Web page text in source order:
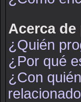
Acerca de
¿Quién
¿Por qué
¿Con